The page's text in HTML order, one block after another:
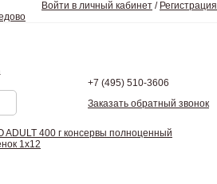
Войти в личный кабинет / Регистрация
+7 (495) 510-3606
Заказать обратный звонок
ADULT 400 г консервы полноценный
1х12